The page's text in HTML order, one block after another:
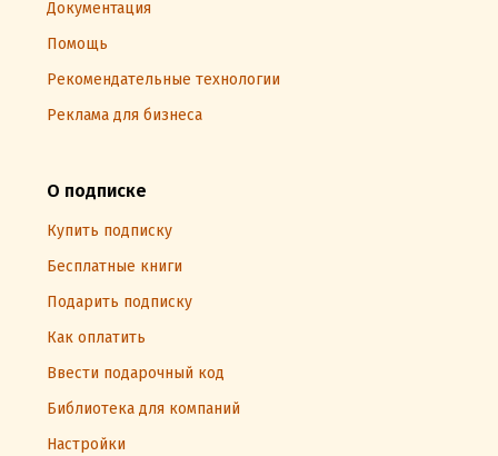
Документация
Помощь
Рекомендательные технологии
Реклама для бизнеса
О подписке
Купить подписку
Бесплатные книги
Подарить подписку
Как оплатить
Ввести подарочный код
Библиотека для компаний
Настройки